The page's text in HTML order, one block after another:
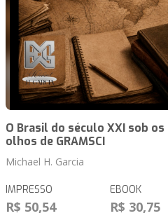
O Brasil do século XXI sob os
olhos de GRAMSCI
Michael H. Garcia
IMPRESSO
R$ 50,54
EBOOK
R$ 30,75